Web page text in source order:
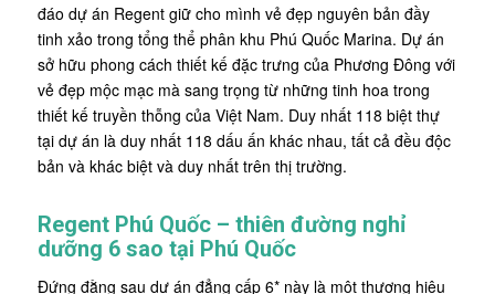
đáo dự án Regent giữ cho mình vẻ đẹp nguyên bản đầy
tinh xảo trong tổng thể phân khu Phú Quốc Marina. Dự án
sở hữu phong cách thiết kế đặc trưng của Phương Đông với
vẻ đẹp mộc mạc mà sang trọng từ những tinh hoa trong
thiết kế truyền thỗng của Việt Nam. Duy nhất 118 biệt thự
tại dự án là duy nhất 118 dấu ấn khác nhau, tất cả đều độc
bản và khác biệt và duy nhất trên thị trường.
Regent Phú Quốc – thiên đường nghỉ
dưỡng 6 sao tại Phú Quốc
Đứng đằng sau dự án đẳng cấp 6* này là một thương hiệu